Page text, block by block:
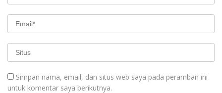
Simpan nama, email, dan situs web saya pada peramban ini
untuk komentar saya berikutnya.